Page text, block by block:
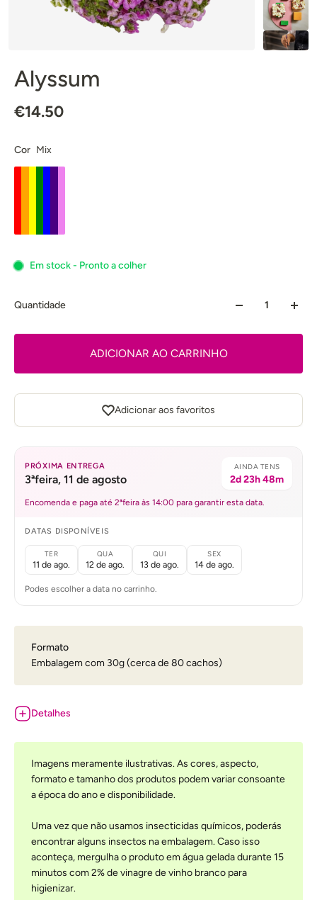
Alyssum
€14.50
Cor Mix
Em stock - Pronto a colher
Quantidade
ADICIONAR AO CARRINHO
Adicionar aos favoritos
PRÓXIMA ENTREGA
3ªfeira, 11 de agosto
AINDA TENS
2d 23h 48m
Encomenda e paga até 2ªfeira às 14:00 para garantir esta data.
DATAS DISPONÍVEIS
TER
11 de ago.
QUA
12 de ago.
QUI
13 de ago.
SEX
14 de ago.
Podes escolher a data no carrinho.
Formato
Embalagem com 30g (cerca de 80 cachos)
Detalhes
Imagens meramente ilustrativas. As cores, aspecto,
formato e tamanho dos produtos podem variar consoante
a época do ano e disponibilidade.
Uma vez que não usamos insecticidas químicos, poderás
encontrar alguns insectos na embalagem. Caso isso
aconteça, mergulha o produto em água gelada durante 15
minutos com 2% de vinagre de vinho branco para
higienizar.